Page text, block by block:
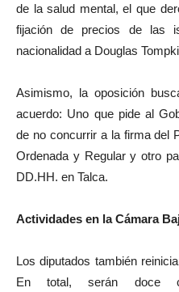
de la salud mental, el que
fijación de precios de las
nacionalidad a Douglas
Asimismo, la oposición
acuerdo: Uno que pide al
de no concurrir a la firma del
Ordenada y Regular y otro
DD.HH. en Talca.
Actividades en la Cámara
Los diputados también
En total, serán doce